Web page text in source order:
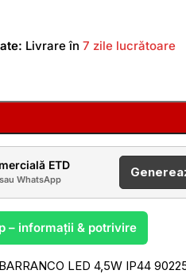
Livrare în 7 zile lucrătoare
ETD
WhatsApp
– informații & potrivire
LED 4,5W IP44